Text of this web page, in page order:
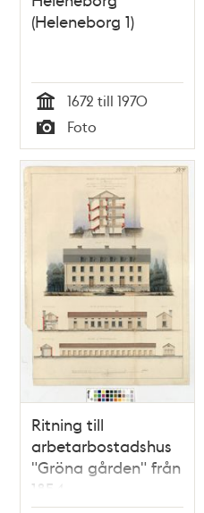
(Heleneborg 1)
Tid
1672 till 1970
Typ
Foto
Ritning till
arbetarbostadshus
"Gröna gården" från
1854